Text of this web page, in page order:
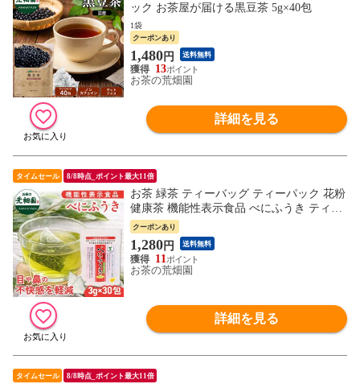
ック お茶屋が届ける黒豆茶 5g×40包
1袋
クーポンあり
1,480円 送料無料
13
お茶の荒畑園
詳細を見る
タイムセール 8/8時点_ポイント最大11倍
お茶 緑茶 ティーバッグ ティーパック 花粉
健康茶 機能性表示食品 べにふうき ティー
パック30包入
クーポンあり
1,280円 送料無料
11
お茶の荒畑園
詳細を見る
タイムセール 8/8時点_ポイント最大11倍